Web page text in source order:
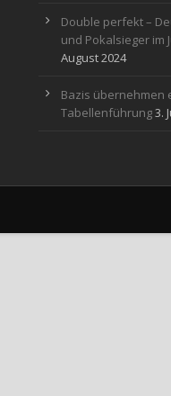
Double perfekt –
und Pokalsieger im
August 2024
Bazis übernehmen
Tabellenführung3.